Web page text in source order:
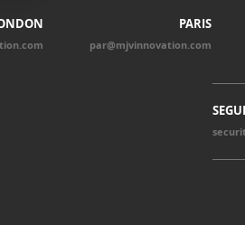
PARIS
par@mjvinnovation.com